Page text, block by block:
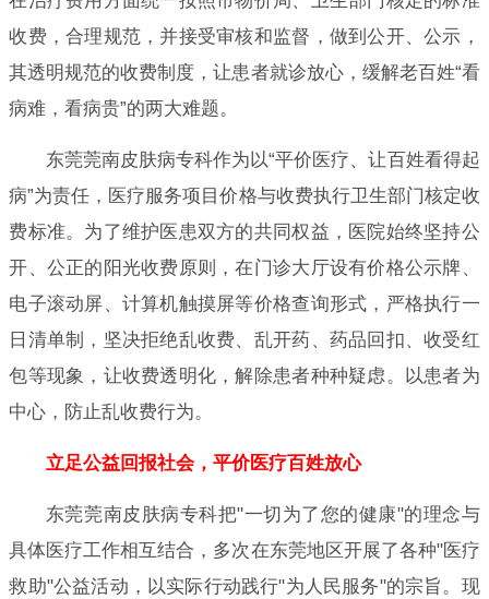
收费，合理规范，并接受审核和监督，做到公开、公示，
其透明规范的收费制度，让患者就诊放心，缓解老百姓“看
病难，看病贵”的两大难题。
东莞莞南皮肤病专科作为以“平价医疗、让百姓看得起
病”为责任，医疗服务项目价格与收费执行卫生部门核定收
费标准。为了维护医患双方的共同权益，医院始终坚持公
开、公正的阳光收费原则，在门诊大厅设有价格公示牌、
电子滚动屏、计算机触摸屏等价格查询形式，严格执行一
日清单制，坚决拒绝乱收费、乱开药、药品回扣、收受红
包等现象，让收费透明化，解除患者种种疑虑。以患者为
中心，防止乱收费行为。
立足公益回报社会，平价医疗百姓放心
东莞莞南皮肤病专科把"一切为了您的健康"的理念与
具体医疗工作相互结合，多次在东莞地区开展了各种"医疗
救助"公益活动，以实际行动践行"为人民服务"的宗旨。现